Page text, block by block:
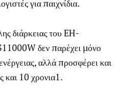
για παιχνίδια.
διάρκειας του EH-
δεν παρέχει μόνο
αλλά προσφέρει και
και 10 χρονια1.